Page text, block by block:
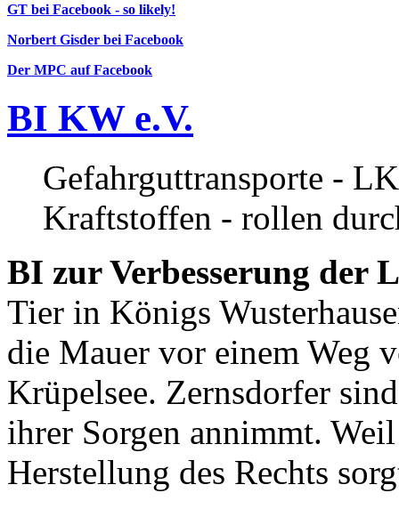
GT bei Facebook - so likely!
Norbert Gisder bei Facebook
Der MPC auf Facebook
BI KW e.V.
Gefahrguttransporte -
Kraftstoffen - rollen
BI zur Verbesserung der
Tier in Königs
die Mauer vor einem Weg
Krüpelsee. Zernsdorfer
ihrer Sorgen annimmt.
Herstellung des Rechts